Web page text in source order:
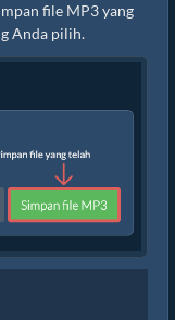
file MP3 yang
Anda pilih.